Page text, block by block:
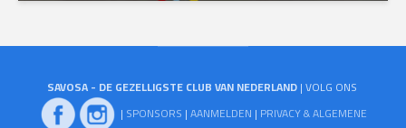
SAVOSA - DE GEZELLIGSTE CLUB VAN NEDERLAND| VOLG ONS
| SPONSORS |AANMELDEN | PRIVACY & ALGEMENE